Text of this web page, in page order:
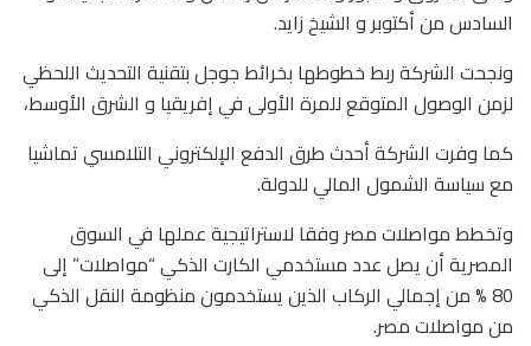
السادس من أكتوبر و الشيخ زايد.
ونجحت الشركة ربط خطوطها بخرائط جوجل بتقنية التحديث اللحظي
لزمن الوصول المتوقع للمرة الأولى في إفريقيا و الشرق الأوسط،
كما وفرت الشركة أحدث طرق الدفع الإلكتروني التلامسي تماشيا
مع سياسة الشمول المالي للدولة.
وتخطط مواصلات مصر وفقا لاستراتيجية عملها في السوق
المصرية أن يصل عدد مستخدمي الكارت الذكي “مواصلات” إلى
80 % من إجمالي الركاب الذين يستخدمون منظومة النقل الذكي
من مواصلات مصر.